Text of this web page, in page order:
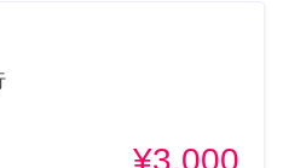
¥3,000